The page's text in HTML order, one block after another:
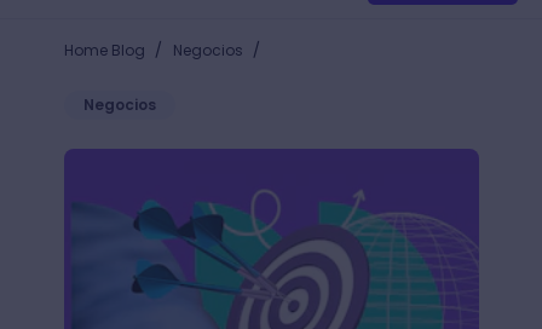
Home Blog / Negocios /
Negocios
¿Cómo ofrecer un producto? ¡No inicies una